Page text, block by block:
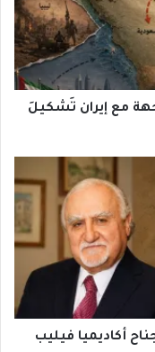
مع إيران تَشكيلَ
أكاديميا فيليب